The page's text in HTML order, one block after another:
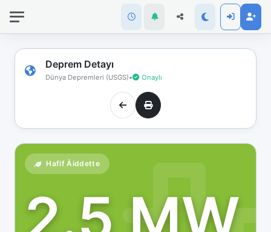
Deprem Detayı
Dünya Depremleri (USGS)• Onaylı
Hafif Åiddette
bağlantınız
koptu!
Çevrimdışı
moddasınız.